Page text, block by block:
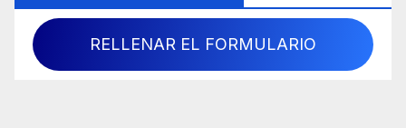
RELLENAR EL FORMULARIO